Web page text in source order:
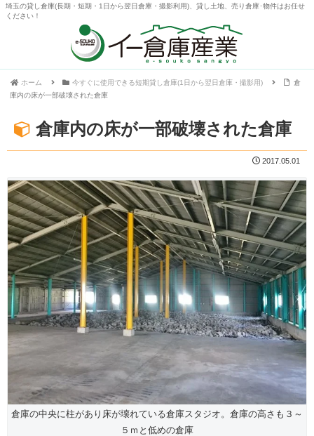
埼玉の貸し倉庫(長期・短期・1日から翌日倉庫・撮影利用)、貸し土地、売り倉庫･物件はお任せ
ください！
ホーム 今すぐに使用できる短期貸し倉庫(1日から翌日倉庫・撮影用)
倉
庫内の床が一部破壊された倉庫
倉庫内の床が一部破壊された倉庫
2017.05.01
倉庫の中央に柱があり床が壊れている倉庫スタジオ。倉庫の高さも３～
５ｍと低めの倉庫